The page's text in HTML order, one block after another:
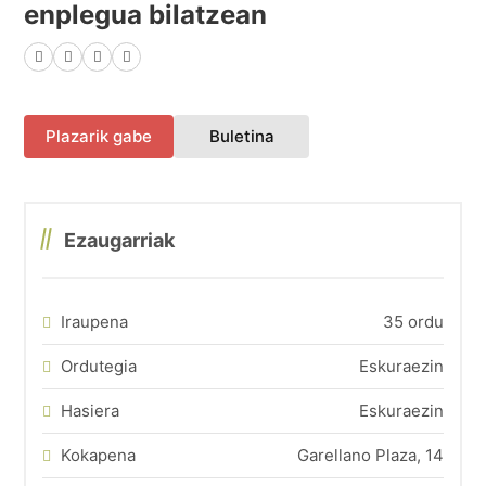
enplegua bilatzean
Plazarik gabe Buletina(fitxa berri batean irekiko
Ezaugarriak
Iraupena 35 ordu
Ordutegia Eskuraezin
Hasiera Eskuraezin
Kokapena Garellano Plaza, 14